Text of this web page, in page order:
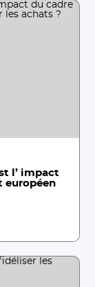
l’ impact
européen